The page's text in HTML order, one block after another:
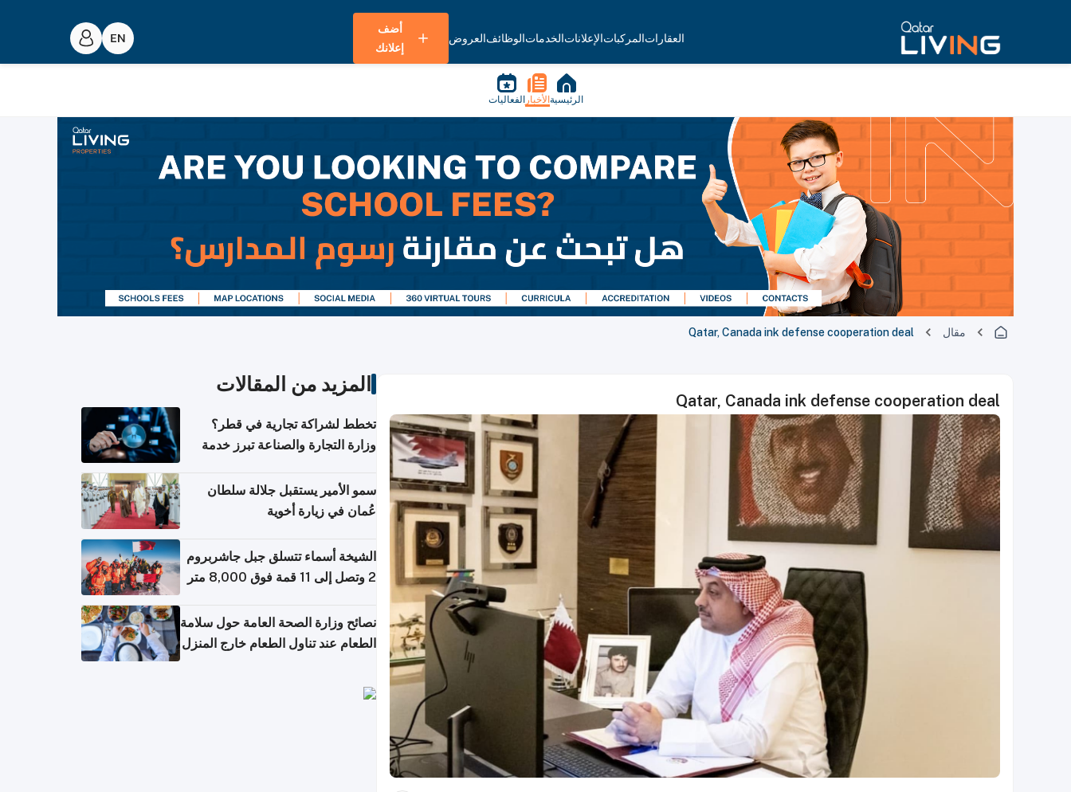
العقاراتالمركباتالإعلاناتالخدماتالوظائفالعروض
أضف
إعلانك
الرئيسية الأخبار الفعاليات
مقال Qatar, Canada ink defense cooperation deal
Qatar, Canada ink defense cooperation deal
المزيد من المقالات
تخطط لشراكة تجارية في قطر؟
وزارة التجارة والصناعة تبرز خدمة
سمو الأمير يستقبل جلالة سلطان
عُمان في زيارة أخوية
الشيخة أسماء تتسلق جبل جاشربروم
2 وتصل إلى 11 قمة فوق 8,000 متر
نصائح وزارة الصحة العامة حول سلامة
الطعام عند تناول الطعام خارج المنزل